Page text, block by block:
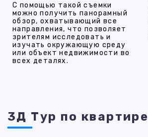
С помощью такой съемки
можно получить панорамный
обзор, охватывающий все
направления, что позволяет
зрителям исследовать и
изучать окружающую среду
или объект недвижимости во
всех деталях.
3Д Тур по квартире